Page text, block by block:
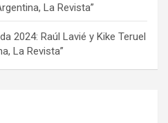
La Revista”
2024: Raúl Lavié y Kike Teruel
La Revista”